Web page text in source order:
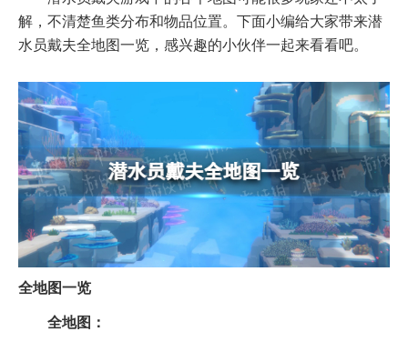
解，不清楚鱼类分布和物品位置。下面小编给大家带来潜
水员戴夫全地图一览，感兴趣的小伙伴一起来看看吧。
全地图一览
全地图：